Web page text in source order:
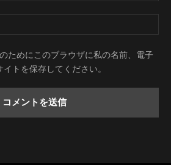
ためにこのブラウザに私の名前、電子
トを保存してください。